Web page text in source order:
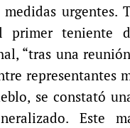
urgentes.
primer teniente
“tras una
representantes
se constató
Este